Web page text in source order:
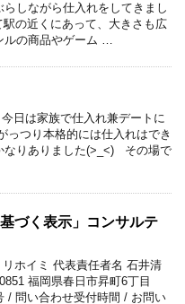
しながら仕入れをしてきまし
の近くにあって、大きさも広
ルの商品やゲーム …
日は家族で仕入れ兼デートに
っつり本格的には仕入れはでき
なりありました(>_<) その場で
基づく表示」コンサルテ
ホイミ 代表責任者名 石井清
福岡県春日市昇町6丁目
問い合わせ受付時間 / お問い